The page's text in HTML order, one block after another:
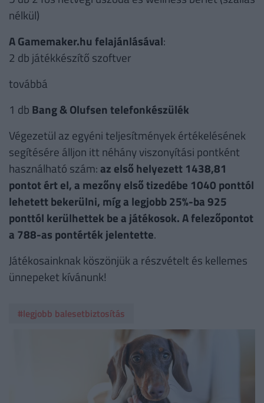
nélkül)
A Gamemaker.hu felajánlásával:
2 db játékkészítő szoftver
továbbá
1 db Bang & Olufsen telefonkészülék
Végezetül az egyéni teljesítmények értékelésének
segítésére álljon itt néhány viszonyítási pontként
használható szám:az első helyezett 1438,81
pontot ért el, a mezőny első tizedébe 1040 ponttól
lehetett bekerülni, míg a legjobb 25%-ba 925
ponttól kerülhettek be a játékosok. A felezőpontot
a 788-as pontérték jelentette.
Játékosainknak köszönjük a részvételt és kellemes
ünnepeket kívánunk!
#legjobb balesetbiztosítás